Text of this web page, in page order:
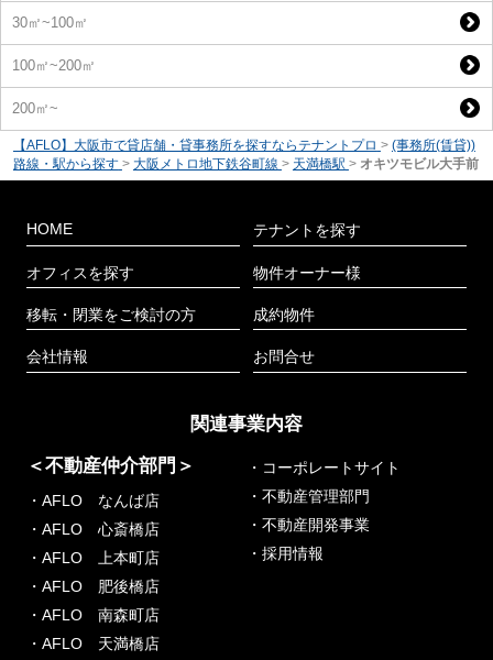
30㎡~100㎡
100㎡~200㎡
200㎡~
【AFLO】大阪市で貸店舗・貸事務所を探すならテナントプロ > (事務所(賃貸))
路線・駅から探す > 大阪メトロ地下鉄谷町線 > 天満橋駅 > オキツモビル大手前
HOME
オフィスを探す
移転・閉業をご検討の方
会社情報
テナントを探す
物件オーナー様
成約物件
お問合せ
関連事業内容
＜不動産仲介部門＞
・AFLO なんば店
・AFLO 心斎橋店
・AFLO 上本町店
・AFLO 肥後橋店
・AFLO 南森町店
・AFLO 天満橋店
・コーポレートサイト
・不動産管理部門
・不動産開発事業
・採用情報